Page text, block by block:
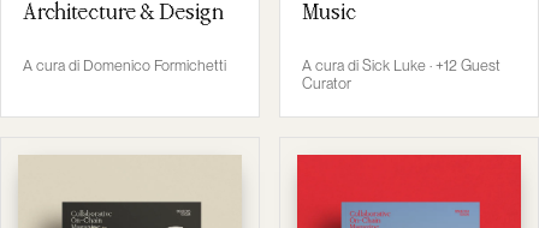
Architecture & Design
A cura di Domenico Formichetti
Music
A cura di Sick Luke · +12 Guest
Curator